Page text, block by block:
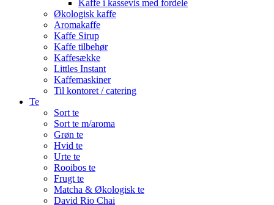
Kaffe i kassevis med fordele
Økologisk kaffe
Aromakaffe
Kaffe Sirup
Kaffe tilbehør
Kaffesække
Littles Instant
Kaffemaskiner
Til kontoret / catering
Te
Sort te
Sort te m/aroma
Grøn te
Hvid te
Urte te
Rooibos te
Frugt te
Matcha & Økologisk te
David Rio Chai